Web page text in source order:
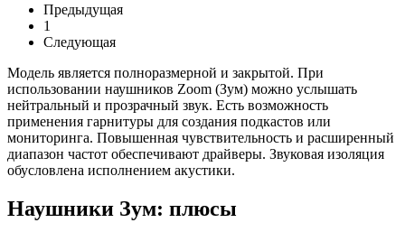
Предыдущая
1
Следующая
Модель является полноразмерной и закрытой. При
использовании наушников Zoom (Зум) можно услышать
нейтральный и прозрачный звук. Есть возможность
применения гарнитуры для создания подкастов или
мониторинга. Повышенная чувствительность и расширенный
диапазон частот обеспечивают драйверы. Звуковая изоляция
обусловлена исполнением акустики.
Наушники Зум: плюсы